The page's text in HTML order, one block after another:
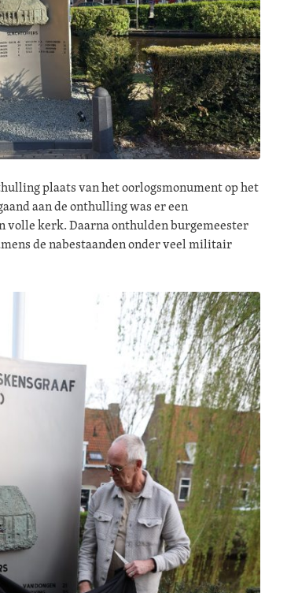
plaats van het oorlogsmonument op het
aan de onthulling was er een
kerk. Daarna onthulden burgemeester
de nabestaanden onder veel militair